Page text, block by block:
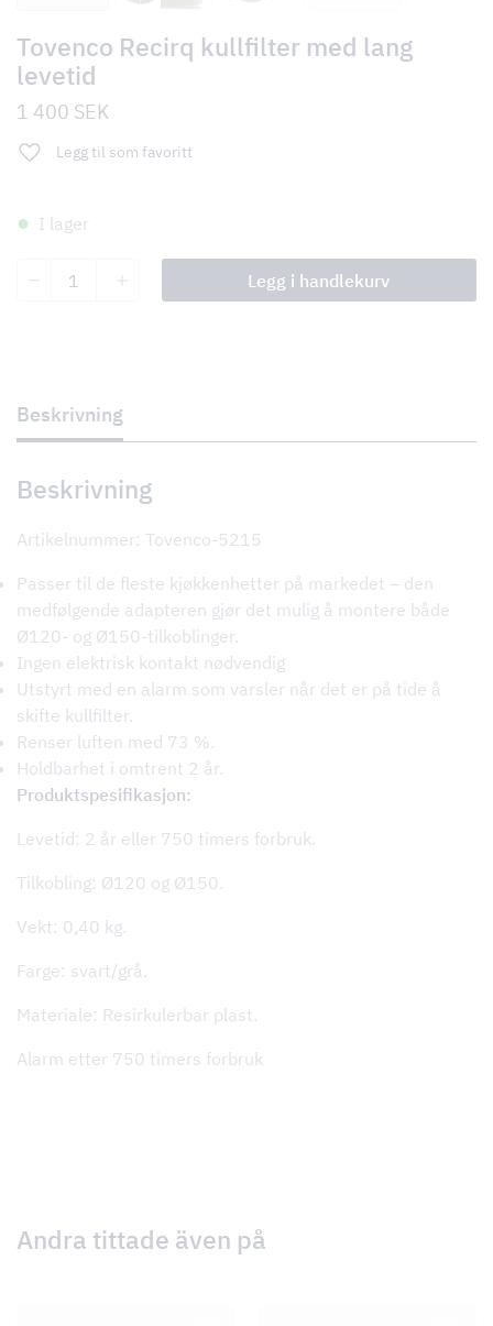
Tovenco Recirq kullfilter med lang
levetid
1 400 SEK
Legg til som favoritt
I lager
Legg i handlekurv
Beskrivning
Beskrivning
Artikelnummer: Tovenco-5215
Passer til de fleste kjøkkenhetter på markedet – den
medfølgende adapteren gjør det mulig å montere både
Ø120- og Ø150-tilkoblinger.
Ingen elektrisk kontakt nødvendig
Utstyrt med en alarm som varsler når det er på tide å
skifte kullfilter.
Renser luften med 73 %.
Holdbarhet i omtrent 2 år.
Produktspesifikasjon:
Levetid: 2 år eller 750 timers forbruk.
Tilkobling: Ø120 og Ø150.
Vekt: 0,40 kg.
Farge: svart/grå.
Materiale: Resirkulerbar plast.
Alarm etter 750 timers forbruk
Andra tittade även på